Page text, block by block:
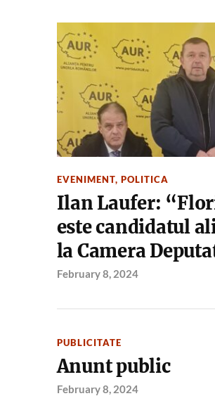
EVENIMENT, POLITICA
Ilan Laufer:
este candidatul
la Camera
February 8, 2024
PUBLICITATE
Anunt public
February 8, 2024